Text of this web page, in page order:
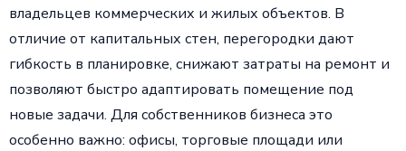
владельцев коммерческих и жилых объектов. В
отличие от капитальных стен, перегородки дают
гибкость в планировке, снижают затраты на ремонт и
позволяют быстро адаптировать помещение под
новые задачи. Для собственников бизнеса это
особенно важно: офисы, торговые площади или